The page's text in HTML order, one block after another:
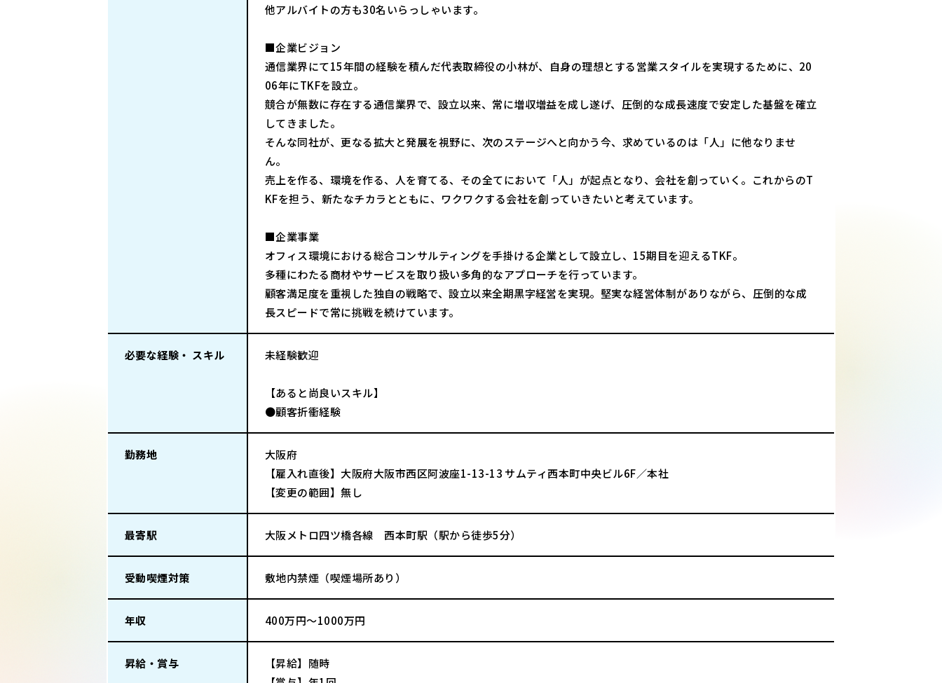
他アルバイトの方も30名いらっしゃいます。
■企業ビジョン
通信業界にて15年間の経験を積んだ代表取締役の小林が、自身の理想とする営業スタイルを実現するために、20
06年にTKFを設立。
競合が無数に存在する通信業界で、設立以来、常に増収増益を成し遂げ、圧倒的な成長速度で安定した基盤を確立
してきました。
そんな同社が、更なる拡大と発展を視野に、次のステージへと向かう今、求めているのは「人」に他なりませ
ん。
売上を作る、環境を作る、人を育てる、その全てにおいて「人」が起点となり、会社を創っていく。これからのT
KFを担う、新たなチカラとともに、ワクワクする会社を創っていきたいと考えています。
■企業事業
オフィス環境における総合コンサルティングを手掛ける企業として設立し、15期目を迎えるTKF。
多種にわたる商材やサービスを取り扱い多角的なアプローチを行っています。
顧客満足度を重視した独自の戦略で、設立以来全期黒字経営を実現。堅実な経営体制がありながら、圧倒的な成
長スピードで常に挑戦を続けています。
必要な経験・ スキル 未経験歓迎
【あると尚良いスキル】
●顧客折衝経験
勤務地
大阪府
【雇入れ直後】大阪府大阪市西区阿波座1-13-13 サムティ西本町中央ビル6F／本社
【変更の範囲】無し
最寄駅 大阪メトロ四ツ橋各線 西本町駅（駅から徒歩5分）
受動喫煙対策 敷地内禁煙（喫煙場所あり）
年収 400万円～1000万円
昇給・賞与
【昇給】随時